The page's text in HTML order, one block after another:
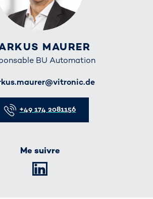
MAURER
BU Automation
+49 174 2081156
Me suivre